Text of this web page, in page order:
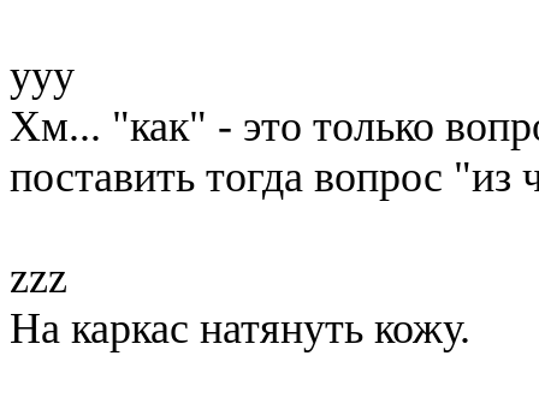
ууу
Хм... "как" - это только
поставить тогда вопрос "из
zzz
На каркас натянуть кожу.